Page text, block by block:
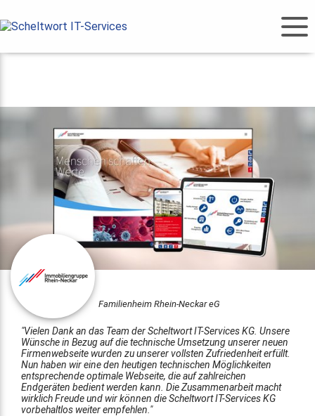
Familienheim Rhein-Neckar eG
"Vielen Dank an das Team der Scheltwort IT-Services KG. Unsere
Wünsche in Bezug auf die technische Umsetzung unserer neuen
Firmenwebseite wurden zu unserer vollsten Zufriedenheit erfüllt.
Nun haben wir eine den heutigen technischen Möglichkeiten
entsprechende optimale Webseite, die auf zahlreichen
Endgeräten bedient werden kann. Die Zusammenarbeit macht
wirklich Freude und wir können die Scheltwort IT-Services KG
vorbehaltlos weiter empfehlen."